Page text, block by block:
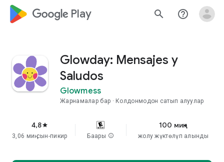
google_logo Play search help_outline
Glowday: Mensajes y
Saludos
Glowmess
Жарнамалар бар Колдонмодон сатып алуулар
4,8star
3,06 миң сын-пикир Баары info
100 миң+
жолу жүктөлүп алынды